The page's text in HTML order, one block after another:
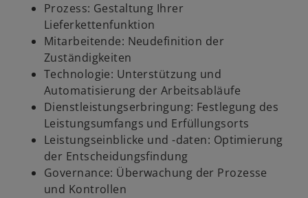
Prozess: Gestaltung Ihrer
Lieferkettenfunktion
Mitarbeitende: Neudefinition der
Zuständigkeiten
Technologie: Unterstützung und
Automatisierung der Arbeitsabläufe
Dienstleistungserbringung: Festlegung des
Leistungsumfangs und Erfüllungsorts
Leistungseinblicke und -daten: Optimierung
der Entscheidungsfindung
Governance: Überwachung der Prozesse
und Kontrollen